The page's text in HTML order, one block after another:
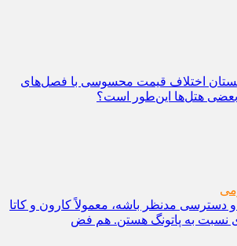
اختلاف قیمت محسوسی با فصل‌های
بعضی هتل‌ها این‌طور است؟
دسترسی مدنظر باشه، معمولاً کارون و کاتا
نسبت به پاتونگ هستن. هم فض